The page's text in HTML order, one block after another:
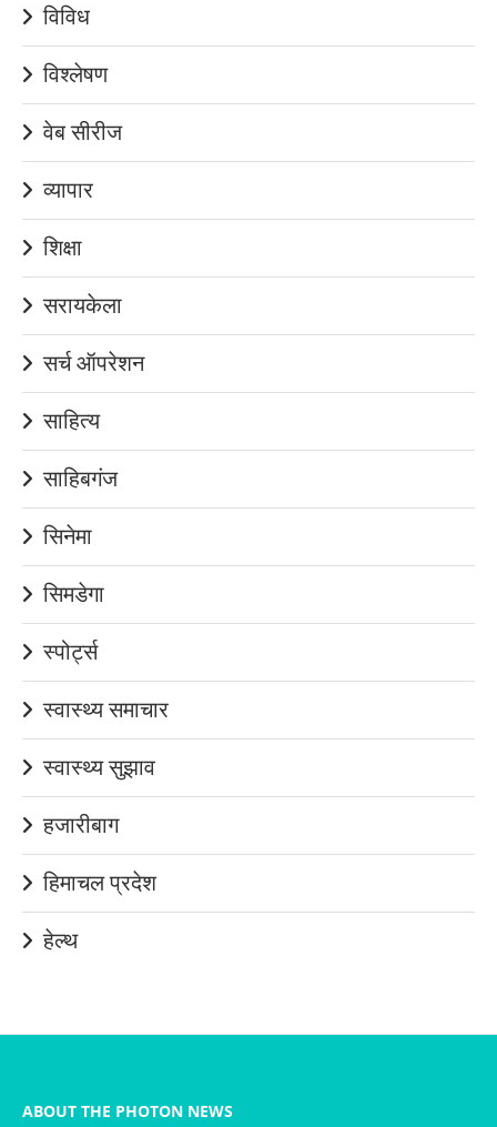
विविध
विश्लेषण
वेब सीरीज
व्यापार
शिक्षा
सरायकेला
सर्च ऑपरेशन
साहित्य
साहिबगंज
सिनेमा
सिमडेगा
स्पोर्ट्स
स्वास्थ्य समाचार
स्वास्थ्य सुझाव
हजारीबाग
हिमाचल प्रदेश
हेल्थ
ABOUT THE PHOTON NEWS